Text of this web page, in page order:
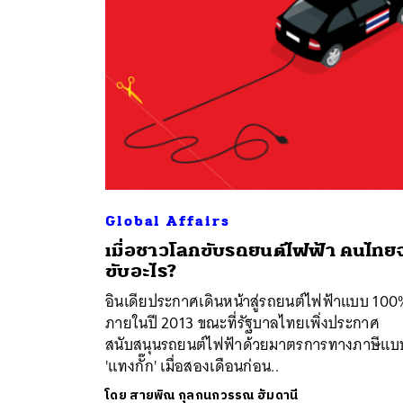
Global Affairs
เมื่อชาวโลกขับรถยนต์ไฟฟ้า คนไทย
ขับอะไร?
อินเดียประกาศเดินหน้าสู่รถยนต์ไฟฟ้าแบบ
ภายในปี 2013 ขณะที่รัฐบาลไทยเพิ่งประกาศ
สนับสนุนรถยนต์ไฟฟ้าด้วยมาตรการทางภาษีแ
'แทงกั๊ก' เมื่อสองเดือนก่อน..
โดย สายพิณ กุลกนกวรรณ ฮัมดานี